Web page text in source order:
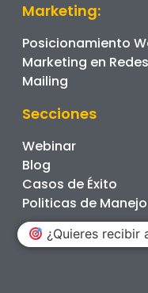
Marketing:
Posicionamiento
Marketing en
Mailing
Secciones
Webinar
Blog
Casos de Éxito
Politicas de
¿Quieres recibir